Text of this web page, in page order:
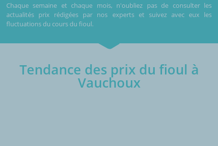
Chaque semaine et chaque mois, n'oubliez pas de consulter les
actualités prix rédigées par nos experts et suivez avec eux les
fluctuations du cours du fioul.
Tendance des prix du fioul à
Vauchoux